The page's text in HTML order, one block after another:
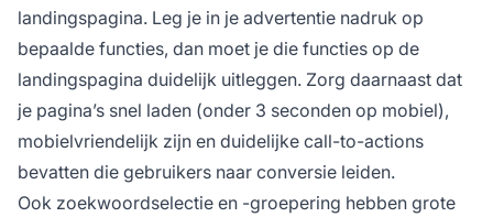
landingspagina. Leg je in je advertentie nadruk op
bepaalde functies, dan moet je die functies op de
landingspagina duidelijk uitleggen. Zorg daarnaast dat
je pagina’s snel laden (onder 3 seconden op mobiel),
mobielvriendelijk zijn en duidelijke call-to-actions
bevatten die gebruikers naar conversie leiden.
Ook zoekwoordselectie en -groepering hebben grote